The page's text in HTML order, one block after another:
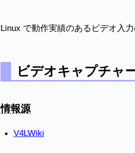
Linux で動作実績のあるビデオ入力
ビデオキャプチャ
情報源
V4LWiki